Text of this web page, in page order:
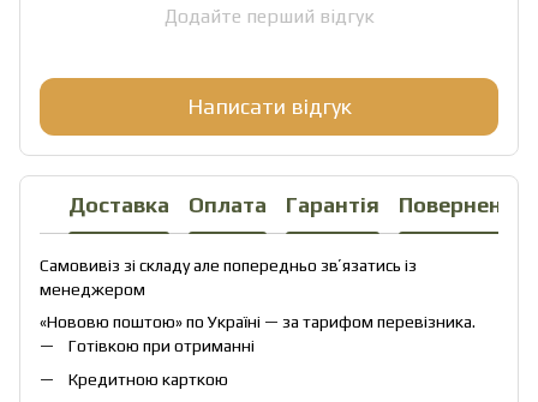
Додайте перший відгук
Написати відгук
Доставка Оплата Гарантія Повернення
Самовивіз зі складу але попередньо звʼязатись із
менеджером
«Нововю поштою» по Україні — за тарифом перевізника.
Готівкою при отриманні
Кредитною карткою